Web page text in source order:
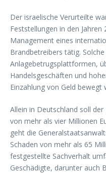
Der israelische Verurteilte
Feststellungen in den
Management eines
Brandbetreibers tätig.
Anlagebetrugsplattformen,
Handelsgeschäften und
Einzahlung von Geld bewegt
Allein in Deutschland soll
von mehr als vier Millionen
geht die
Schaden von mehr als 65
festgestellte Sachverhalt
Geschädigte, darunter auch